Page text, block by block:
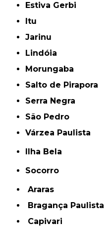
Estiva Gerbi
Itu
Jarinu
Lindóia
Morungaba
Salto de Pirapora
Serra Negra
São Pedro
Várzea Paulista
Ilha Bela
Socorro
Araras
Bragança Paulista
Capivari